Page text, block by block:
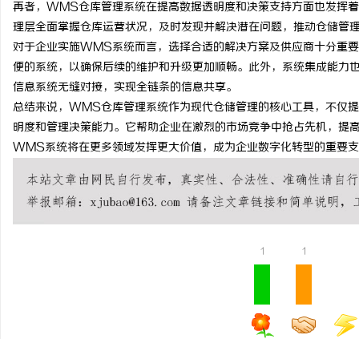
再者，WMS仓库管理系统在提高数据透明度和决策支持方面也发挥
理层全面掌握仓库运营状况，及时发现并解决潜在问题，推动仓储管
对于企业实施WMS系统而言，选择合适的解决方案及供应商十分重
便的系统，以确保后续的维护和升级更加顺畅。此外，系统集成能
信息系统无缝对接，实现全链条的信息共享。
总结来说，WMS仓库管理系统作为现代仓储管理的核心工具，不仅
明度和管理决策能力。它帮助企业在激烈的市场竞争中抢占先机，
WMS系统将在更多领域发挥更大价值，成为企业数字化转型的重要
1 1
何选择福州私家侦探：专业服务与实用指南 武汉配眼镜 上海配眼镜